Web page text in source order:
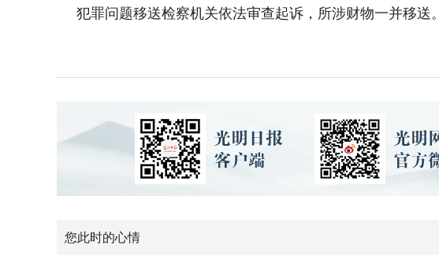
犯罪问题移送检察机关依法审查起诉，所涉财物一并移送。
您此时的心情